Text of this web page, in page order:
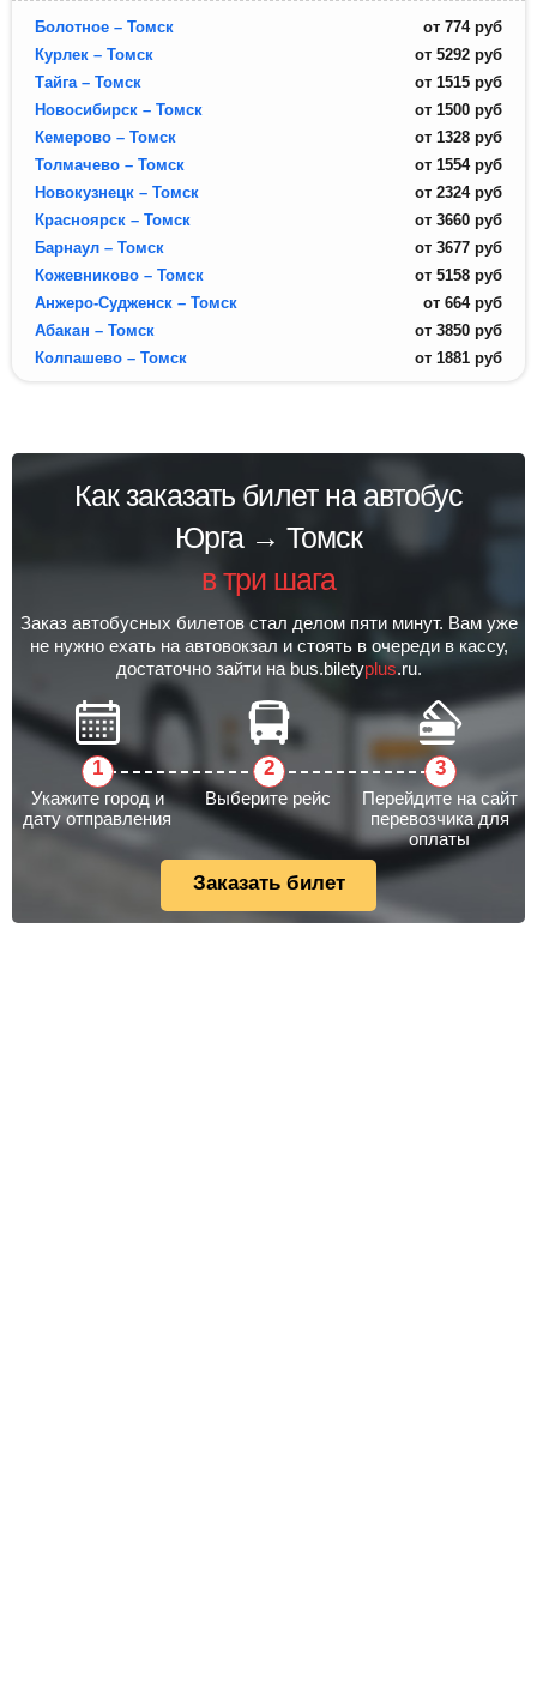
Болотное – Томск от 774 руб
Курлек – Томск
от 5292 руб
Тайга – Томск
от 1515 руб
Новосибирск – Томск
от 1500 руб
Кемерово – Томск
от 1328 руб
Толмачево – Томск
от 1554 руб
Новокузнецк – Томск
от 2324 руб
Красноярск – Томск
от 3660 руб
Барнаул – Томск
от 3677 руб
Кожевниково – Томск
от 5158 руб
Анжеро-Судженск – Томск
от 664 руб
Абакан – Томск
от 3850 руб
Колпашево – Томск
от 1881 руб
Как заказать билет на автобус
Юрга → Томск
в три шага
Заказ автобусных билетов стал делом пяти минут. Вам уже
не нужно ехать на автовокзал и стоять в очереди в кассу,
достаточно зайти на bus.biletyplus.ru.
Укажите город и
дату отправления
Выберите рейс
Перейдите на сайт
перевозчика для
оплаты
Заказать билет